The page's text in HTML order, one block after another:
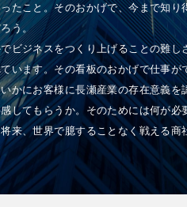
たこと。そのおかげで、今まで知
う。
ビジネスをつくり上げることの難
います。その看板のおかげで仕事
かにお客様に長瀬産業の存在意義
してもらうか。そのためには何が必
来、世界で臆することなく戦える